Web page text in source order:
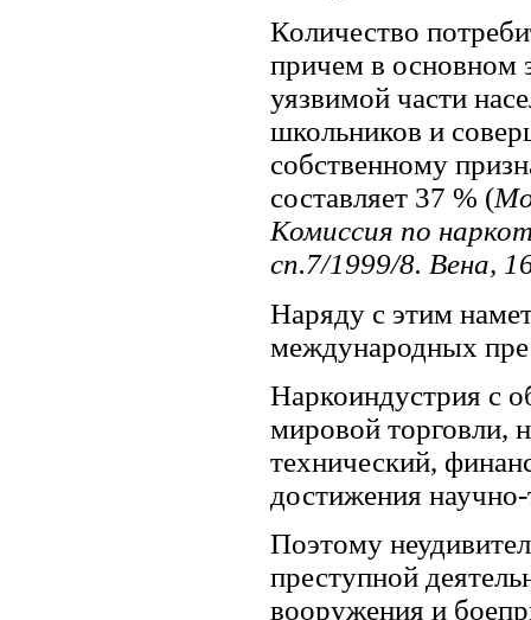
Количество
причем в основном
уязвимой части
школьников и
собственному
составляет 37 % (
Комиссия по
сп.7/1999/8. Вена,
Наряду с этим
международных
Наркоиндустрия с
мировой торговли,
технический,
достижения
Поэтому
преступной
вооружения и